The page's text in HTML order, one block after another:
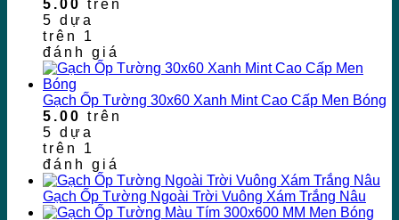
5.00 trên
5 dựa
trên 1
đánh giá
Gạch Ốp Tường 30x60 Xanh Mint Cao Cấp Men Bóng
5.00 trên
5 dựa
trên 1
đánh giá
Gạch Ốp Tường Ngoài Trời Vuông Xám Trắng Nâu